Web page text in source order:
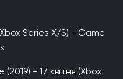
Series X/S) - Game
- 17 квітня (Xbox